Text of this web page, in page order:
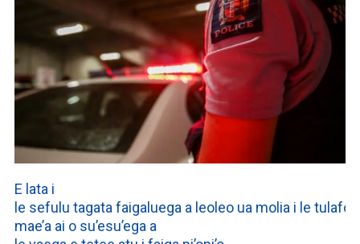
E lata i
le sefulu tagata faigaluega a leoleo ua molia i le
mae’a ai o su’esu’ega a